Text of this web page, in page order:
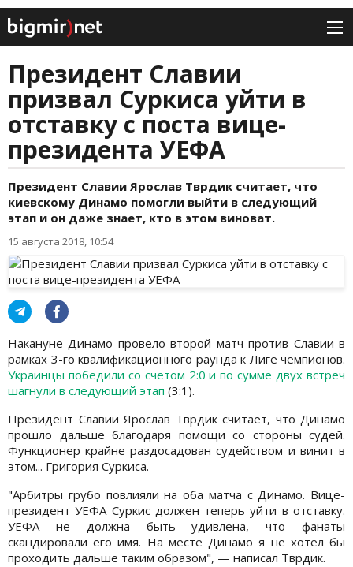
Президент Славии
призвал Суркиса уйти в
отставку с поста вице-
президента УЕФА
Президент Славии Ярослав Тврдик считает, что
киевскому Динамо помогли выйти в следующий
этап и он даже знает, кто в этом виноват.
15 августа 2018, 10:54
Накануне Динамо провело второй матч против Славии в
рамках 3-го квалификационного раунда к Лиге чемпионов.
Украинцы победили со счетом 2:0 и по сумме двух встреч
шагнули в следующий этап (3:1).
Президент Славии Ярослав Тврдик считает, что Динамо
прошло дальше благодаря помощи со стороны судей.
Функционер крайне раздосадован судейством и винит в
этом... Григория Суркиса.
"Арбитры грубо повлияли на оба матча с Динамо. Вице-
президент УЕФА Суркис должен теперь уйти в отставку.
УЕФА не должна быть удивлена, что фанаты
скандировали его имя. На месте Динамо я не хотел бы
проходить дальше таким образом", — написал Тврдик.